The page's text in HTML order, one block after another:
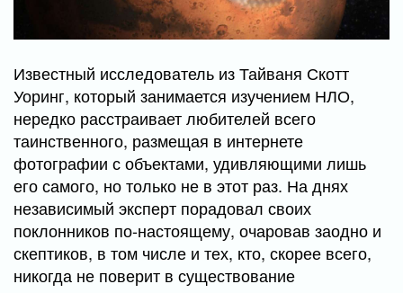
Известный исследователь из Тайваня Скотт
Уоринг, который занимается изучением НЛО,
нередко расстраивает любителей всего
таинственного, размещая в интернете
фотографии с объектами, удивляющими лишь
его самого, но только не в этот раз. На днях
независимый эксперт порадовал своих
поклонников по-настоящему, очаровав заодно и
скептиков, в том числе и тех, кто, скорее всего,
никогда не поверит в существование